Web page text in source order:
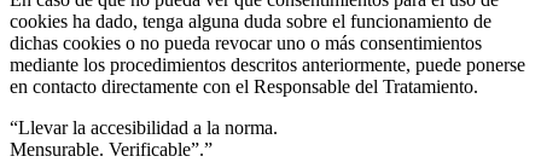
cookies ha dado, tenga alguna duda sobre el funcionamiento de
dichas cookies o no pueda revocar uno o más consentimientos
mediante los procedimientos descritos anteriormente, puede ponerse
en contacto directamente con el Responsable del Tratamiento.
“Llevar la accesibilidad a la norma.
Mensurable. Verificable”.”